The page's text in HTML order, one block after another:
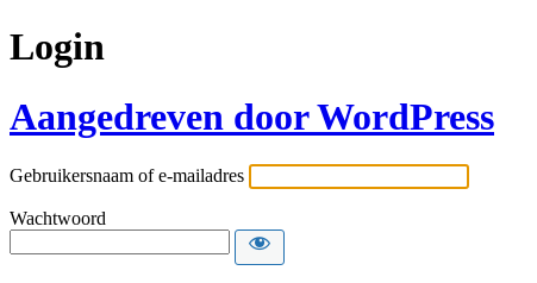
Login
Aangedreven door WordPress
Gebruikersnaam of e-mailadres
Wachtwoord